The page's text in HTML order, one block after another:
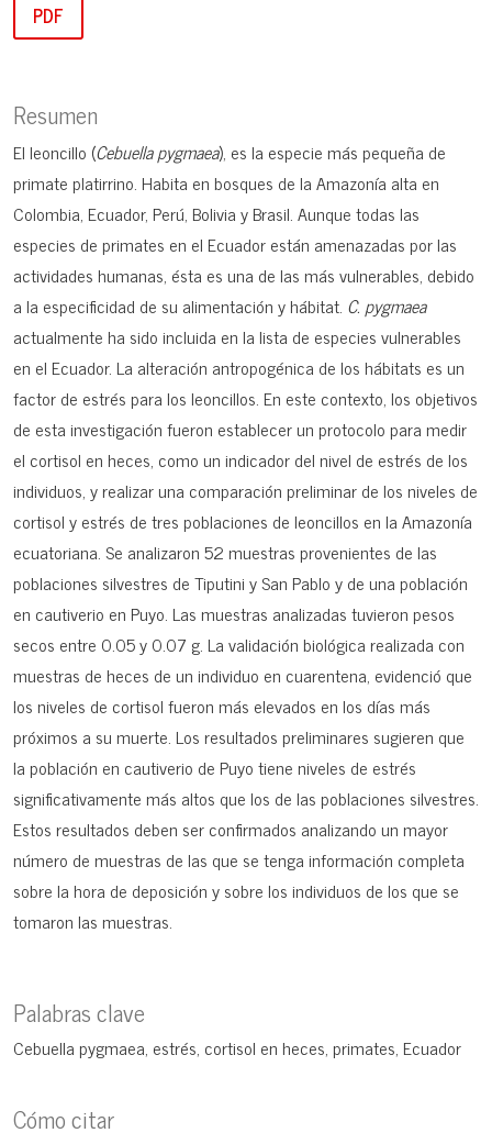
PDF
Palabras clave
Cebuella pygmaea estrés cortisol en heces primates Ecuador
Cómo citar
Resumen
El leoncillo (Cebuella pygmaea), es la especie más pequeña de
primate platirrino. Habita en bosques de la Amazonía alta en
Colombia, Ecuador, Perú, Bolivia y Brasil. Aunque todas las
especies de primates en el Ecuador están amenazadas por las
actividades humanas, ésta es una de las más vulnerables, debido
a la especificidad de su alimentación y hábitat. C. pygmaea
actualmente ha sido incluida en la lista de especies vulnerables
en el Ecuador. La alteración antropogénica de los hábitats es un
factor de estrés para los leoncillos. En este contexto, los objetivos
de esta investigación fueron establecer un protocolo para medir
el cortisol en heces, como un indicador del nivel de estrés de los
individuos, y realizar una comparación preliminar de los niveles de
cortisol y estrés de tres poblaciones de leoncillos en la Amazonía
ecuatoriana. Se analizaron 52 muestras provenientes de las
poblaciones silvestres de Tiputini y San Pablo y de una población
en cautiverio en Puyo. Las muestras analizadas tuvieron pesos
secos entre 0.05 y 0.07 g. La validación biológica realizada con
muestras de heces de un individuo en cuarentena, evidenció que
los niveles de cortisol fueron más elevados en los días más
próximos a su muerte. Los resultados preliminares sugieren que
la población en cautiverio de Puyo tiene niveles de estrés
significativamente más altos que los de las poblaciones silvestres.
Estos resultados deben ser confirmados analizando un mayor
número de muestras de las que se tenga información completa
sobre la hora de deposición y sobre los individuos de los que se
tomaron las muestras.